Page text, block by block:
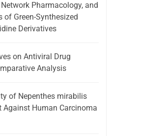
Network Pharmacology, and
of Green-Synthesized
Derivatives
on Antiviral Drug
Analysis
of Nepenthes mirabilis
Against Human Carcinoma